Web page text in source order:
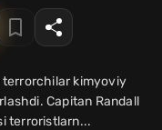
kimyoviy
Capitan Randall
terroristlarn...